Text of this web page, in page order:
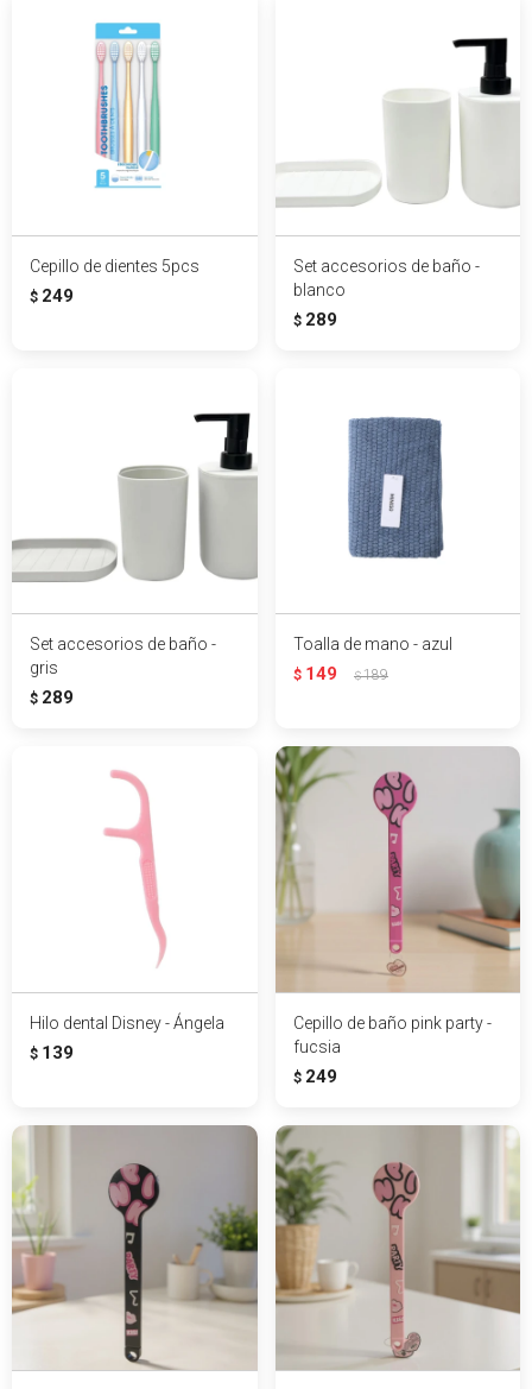
Cepillo de dientes 5pcs
$ 249
Set accesorios de baño -
blanco
$ 289
Set accesorios de baño -
gris
$ 289
Toalla de mano - azul
$ 149 $189
Hilo dental Disney - Ángela
$ 139
Cepillo de baño pink party -
fucsia
$ 249